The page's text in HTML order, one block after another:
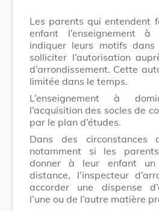
Les parents qui entendent
enfant l’enseignement à
indiquer leurs motifs
solliciter l’autorisation
d’arrondissement. Cette
limitée dans le temps.
L’enseignement à
l’acquisition des socles de
par le plan d’études.
Dans des circonstances
notamment si les
donner à leur enfant un
distance, l’inspecteur
accorder une dispense
l’une ou de l’autre matière